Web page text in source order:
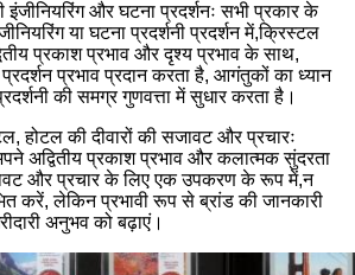
इंजीनियरिंग और घटना प्रदर्शनः सभी प्रकार के
या घटना प्रदर्शनी प्रदर्शन में,क्रिस्टल
प्रकाश प्रभाव और दृश्य प्रभाव के साथ,
प्रभाव प्रदान करता है, आगंतुकों का ध्यान
की समग्र गुणवत्ता में सुधार करता है।
होटल की दीवारों की सजावट और प्रचारः
अद्वितीय प्रकाश प्रभाव और कलात्मक सुंदरता
और प्रचार के लिए एक उपकरण के रूप में,न
करें, लेकिन प्रभावी रूप से ब्रांड की जानकारी
अनुभव को बढ़ाएं।